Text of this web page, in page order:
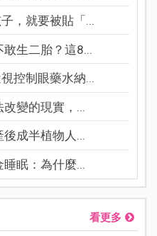
，就要被貼「...
生二胎？這8...
控制眼藥水納...
變的現實，...
成半植物人...
眠：為什麼...
看更多